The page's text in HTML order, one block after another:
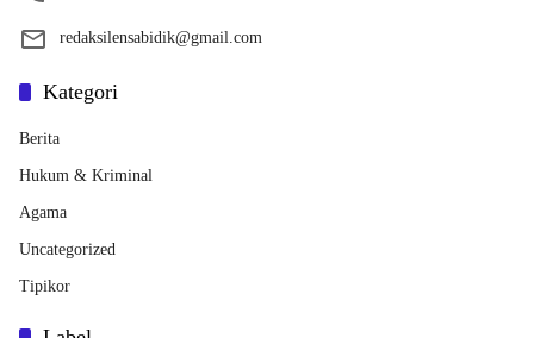
redaksilensabidik@gmail.com
Kategori
Berita
Hukum & Kriminal
Agama
Uncategorized
Tipikor